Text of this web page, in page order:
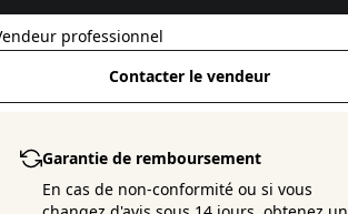
professionnel
Contacter le vendeur
Garantie de remboursement
En cas de non-conformité ou si vous